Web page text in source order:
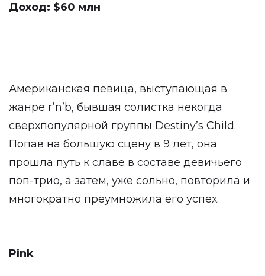
Доход: $60 млн
Американская певица, выступающая в
жанре r’n’b, бывшая солистка некогда
сверхпопулярной группы Destiny’s Child.
Попав на большую сцену в 9 лет, она
прошла путь к славе в составе девичьего
поп-трио, а затем, уже сольно, повторила и
многократно преумножила его успех.
Pink